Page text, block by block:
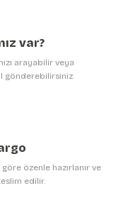
var?
arayabilir veya
gönderebilirsiniz.
özenle hazırlanır ve
edilir.